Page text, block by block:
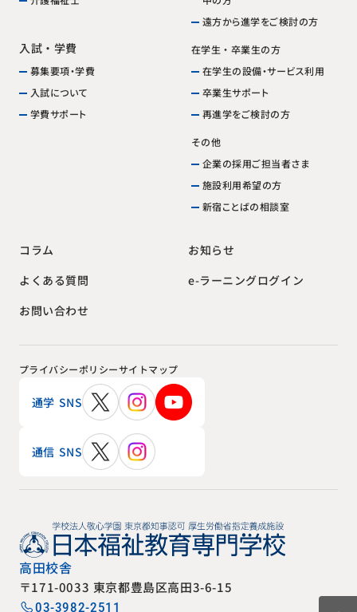
入試・学費
募集要項・学費
入試について
学費サポート
遠方から進学をご検討の方
在学生・卒業生の方
在学生の設備・サービス利用
卒業生サポート
再進学をご検討の方
その他
企業の採用ご担当者さま
施設利用希望の方
新宿ことばの相談室
コラム
お知らせ
よくある質問
e-ラーニングログイン
お問い合わせ
プライバシーポリシーサイトマップ
通学 SNS
通信 SNS
高田校舎
〒171-0033 東京都豊島区高田3-6-15
03-3982-2511